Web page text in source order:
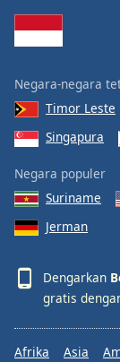
Negara-negara
Timor Leste
Singapura
Negara populer
Suriname
Jerman
Dengarkan
gratis
Afrika Asia